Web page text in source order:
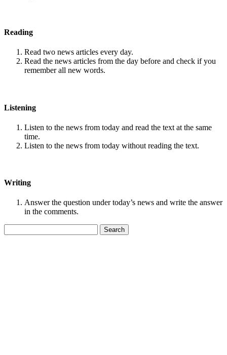
Reading
Read two news articles every day.
Read the news articles from the day before and check if you
remember all new words.
Listening
Listen to the news from today and read the text at the same
time.
Listen to the news from today without reading the text.
Writing
Answer the question under today’s news and write the answer
in the comments.
for: